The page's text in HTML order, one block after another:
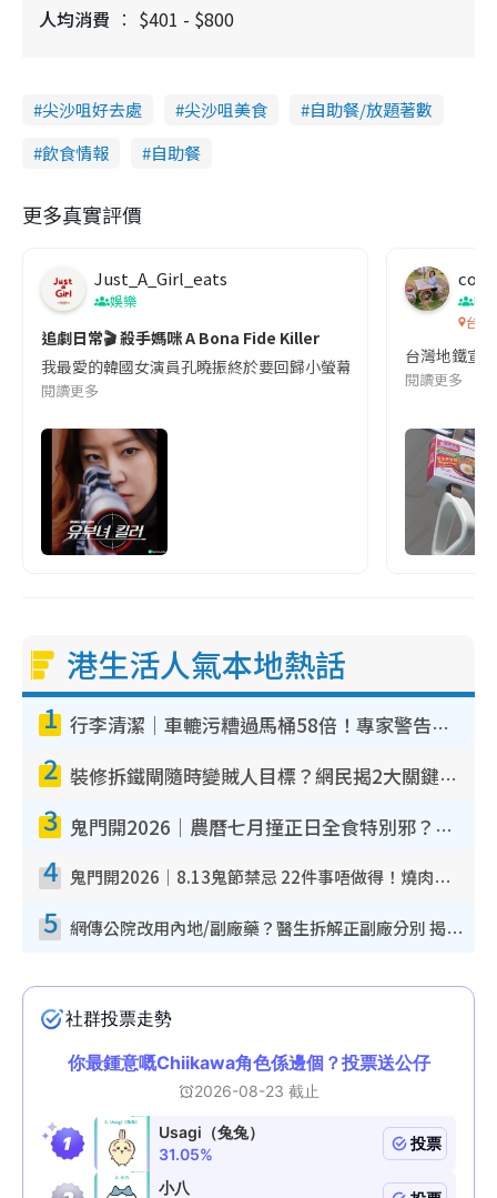
人均消費 $401 - $800
尖沙咀好去處 尖沙咀美食
自助餐/放題著數
飲食情報
自助餐
更多真實評價
Just_A_Girl_eats
娛樂
追劇日常🎬 殺手媽咪 A Bona Fide Killer
我最愛的韓國女演員孔曉振終於要回歸小螢幕啦!這次的劇本改編
閱讀更多
co
吹
台灣
台灣地鐵宣
閱讀更多
港生活人氣本地熱話
1 行李清潔｜車轆污糟過馬桶58倍！專家警告忌用酒精抹 教1招免污手除菌
2 裝修拆鐵閘隨時變賊人目標？網民揭2大關鍵用途：裝新式等於白裝？附新舊鐵閘分別
3 鬼門開2026｜農曆七月撞正日全食特別邪？專家警告切忌做一事！揭4大禁忌+2招保平安
4 鬼門開2026｜8.13鬼節禁忌 22件事唔做得！燒肉、刺身要少食？半夜勿吹口哨/打呢個電話
5 網傳公院改用內地/副廠藥？醫生拆解正副廠分別 揭4類人換藥隨時出事